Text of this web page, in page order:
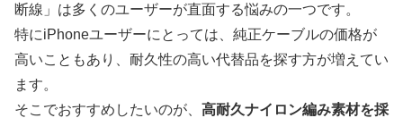
断線」は多くのユーザーが直面する悩みの一つです。
特にiPhoneユーザーにとっては、純正ケーブルの価格が
高いこともあり、耐久性の高い代替品を探す方が増えてい
ます。
そこでおすすめしたいのが、 高耐久ナイロン編み素材を採